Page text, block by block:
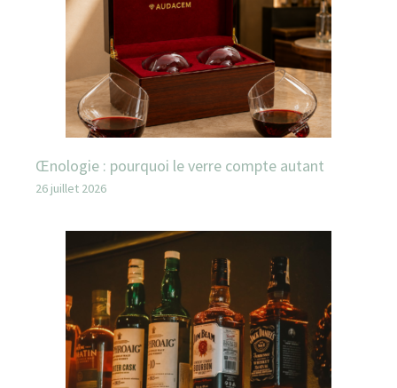
Œnologie : pourquoi le verre compte autant
26 juillet 2026